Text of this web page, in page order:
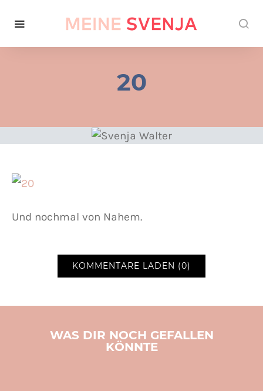
20
Und nochmal von Nahem.
KOMMENTARE LADEN (0)
WAS DIR NOCH GEFALLEN
KÖNNTE